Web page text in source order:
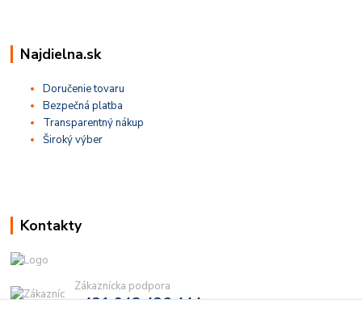
Najdielna.sk
Doručenie tovaru
Bezpečná platba
Transparentný nákup
Široký výber
Kontakty
Zákaznícka podpora
+421 948 436 444